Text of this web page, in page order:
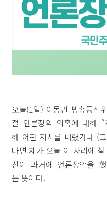
오늘(1일) 이동관 방송통신
절 언론장악 의혹에 대해
해 어떤 지시를 내렸거나 (
다면 제가 오늘 이 자리에
신이 과거에 언론장악을
는 뜻이다.